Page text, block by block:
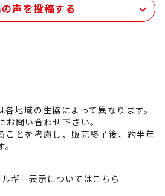
声を投稿する
地域の生協によって異なります。
問い合わせ下さい。
ことを考慮し、販売終了後、約半年
ギー表示についてはこちら